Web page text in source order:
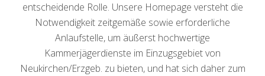
entscheidende Rolle. Unsere Homepage versteht die
Notwendigkeit zeitgemäße sowie erforderliche
Anlaufstelle, um äußerst hochwertige
Kammerjägerdienste im Einzugsgebiet von
Neukirchen/Erzgeb. zu bieten, und hat sich daher zum